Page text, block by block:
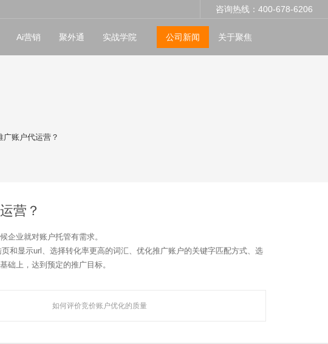
咨询热线：400-678-6206
Ai营销 聚外通 实战学院 公司新闻 关于聚焦
账户代运营？
营？
企业就对账户托管有需求。
和显示url、选择转化率更高的词汇、优化推广账户的关键字匹配方式、选
础上，达到预定的推广目标。
如何评价竞价账户优化的质量